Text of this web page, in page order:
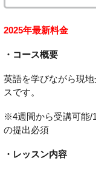
2025年最新料金
・コース概要
英語を学びながら現
スです。
※4週間から受講可能/
の提出必須
・レッスン内容